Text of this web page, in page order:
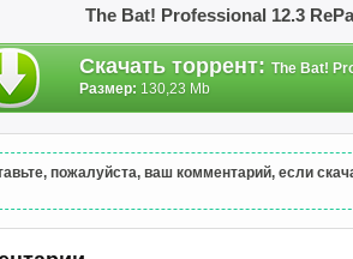
копирование. Все настройки программы,
из резервной копии в случае
паролем. Кроме того, The Bat! позволяет
и установка. The Bat! полностью совместим
необходимые для работы The Bat!, не
Что касается возможностей установки,
установки, которая позволяет
и подписывать их цифровой подписью.
v8.x GnuPG также поддерживаются. Кроме того,
– первый почтовый клиент, поддерживающий
v1.0 с алгоритмом AES.
почты. Вы можете синхронизировать
две копии The Bat! в одинаковом
файлов.
The Bat! Professional 12.3
Скачать торрент: The Bat!
Размер: 130,23 Mb
пожалуйста, ваш комментарий, если